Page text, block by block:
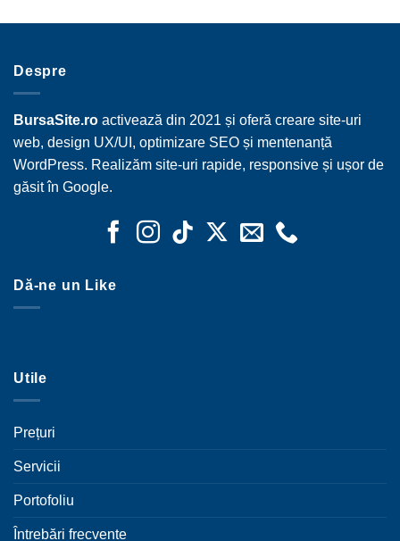
Despre
BursaSite.ro activează din 2021 și oferă creare site-uri
web, design UX/UI, optimizare SEO și mentenanță
WordPress. Realizăm site-uri rapide, responsive și ușor de
găsit în Google.
Dă-ne un Like
Utile
Prețuri
Servicii
Portofoliu
Întrebări frecvente